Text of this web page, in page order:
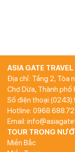
ASIA GATE TRAVEL
Địa chỉ: Tầng 2, Tòa
Chợ Dừa, Thành phố
Số điện
Hotline:
Email:
TOUR TRONG
Miền Bắc